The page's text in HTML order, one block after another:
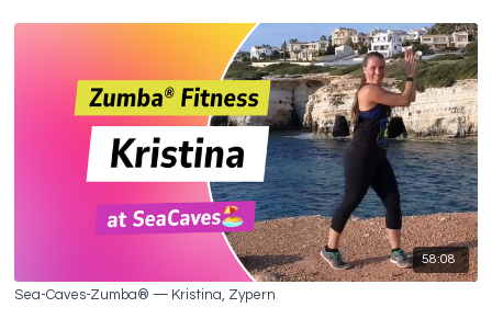
58:08
Sea-Caves-Zumba® — Kristina, Zypern